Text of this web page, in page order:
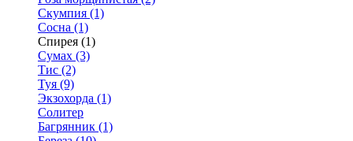
Скумпия (1)
Сосна (1)
Спирея (1)
Сумах (3)
Тис (2)
Туя (9)
Экзохорда (1)
Солитер
Багрянник (1)